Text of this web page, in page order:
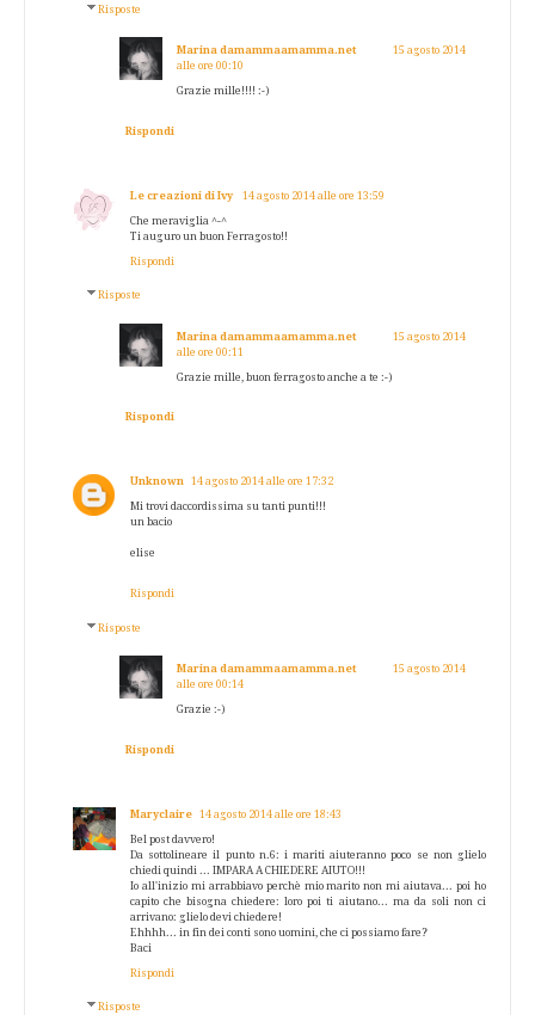
Risposte
Marina damammaamamma.net
15 agosto 2014
alle ore 00:10
Grazie mille!!!! :-)
Rispondi
Le creazioni di Ivy 14 agosto 2014 alle ore 13:59
Che meraviglia ^-^
Ti auguro un buon Ferragosto!!
Rispondi
Risposte
Marina damammaamamma.net
15 agosto 2014
alle ore 00:11
Grazie mille, buon ferragosto anche a te :-)
Rispondi
Unknown 14 agosto 2014 alle ore 17:32
Mi trovi daccordissima su tanti punti!!!
un bacio
elise
Rispondi
Risposte
Marina damammaamamma.net
15 agosto 2014
alle ore 00:14
Grazie :-)
Rispondi
Maryclaire 14 agosto 2014 alle ore 18:43
Bel post davvero!
Da sottolineare il punto n.6: i mariti aiuteranno poco se non glielo
chiedi quindi ... IMPARA A CHIEDERE AIUTO!!!
Io all'inizio mi arrabbiavo perchè mio marito non mi aiutava... poi ho
capito che bisogna chiedere: loro poi ti aiutano... ma da soli non ci
arrivano: glielo devi chiedere!
Ehhhh... in fin dei conti sono uomini, che ci possiamo fare?
Baci
Rispondi
Risposte